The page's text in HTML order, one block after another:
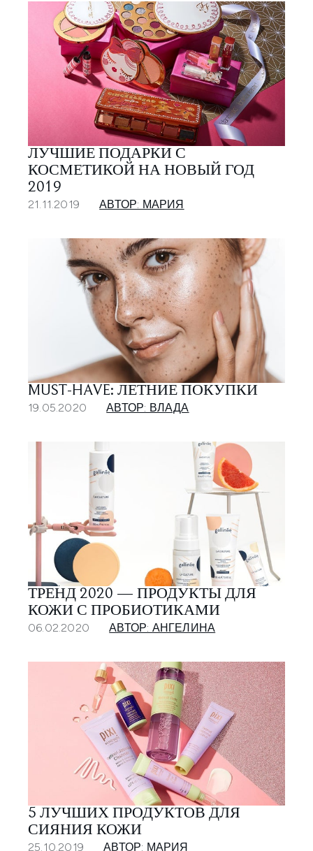
ЛУЧШИЕ ПОДАРКИ С
КОСМЕТИКОЙ НА НОВЫЙ ГОД
2019
21.11.2019 АВТОР: МАРИЯ
MUST-HAVE: ЛЕТНИЕ ПОКУПКИ
19.05.2020 АВТОР: ВЛАДА
ТРЕНД 2020 — ПРОДУКТЫ ДЛЯ
КОЖИ С ПРОБИОТИКАМИ
06.02.2020 АВТОР: АНГЕЛИНА
5 ЛУЧШИХ ПРОДУКТОВ ДЛЯ
СИЯНИЯ КОЖИ
25.10.2019 АВТОР: МАРИЯ